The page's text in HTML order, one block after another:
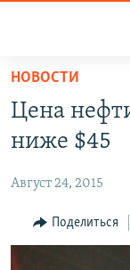
Перейти
основному
содержанию
навигации
Перейти
НОВОСТИ
ОБЩЕСТВО
ЭКОНОМИКА
НОВОСТИ
Цена
ниже $45
Август 24, 2015
Поделиться